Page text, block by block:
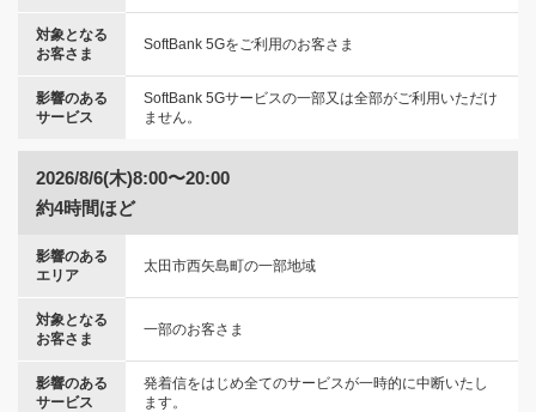
対象となる
お客さま
SoftBank 5Gをご利用のお客さま
影響のある
サービス
SoftBank 5Gサービスの一部又は全部がご利用いただけ
ません。
2026/8/6(木)8:00〜20:00
約4時間ほど
影響のある
エリア
太田市西矢島町の一部地域
対象となる
お客さま
一部のお客さま
影響のある
サービス
発着信をはじめ全てのサービスが一時的に中断いたし
ます。